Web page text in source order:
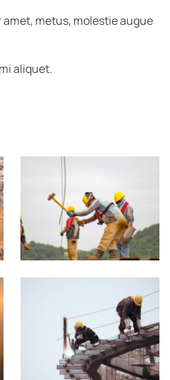
metus, molestie augue
aliquet.